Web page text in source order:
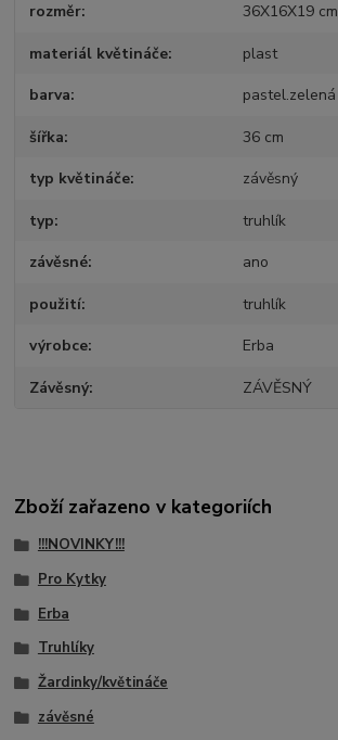
rozměr 36X16X19 cm
materiál květináče plast
barva pastel.zelená
šířka 36 cm
typ květináče závěsný
typ truhlík
závěsné ano
použití truhlík
výrobce Erba
Závěsný ZÁVĚSNÝ
Zboží zařazeno v kategoriích
!!!NOVINKY!!!
Pro Kytky
Erba
Truhlíky
Žardinky/květináče
závěsné